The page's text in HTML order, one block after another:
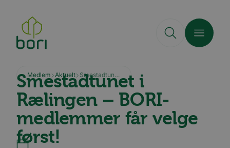
hovedinnhold
Medlem Aktuelt Smestadtunet i Rælingen – BORI-medlemmer får velge først!
Smestadtunet i
Rælingen – BORI-
medlemmer får velge
først!